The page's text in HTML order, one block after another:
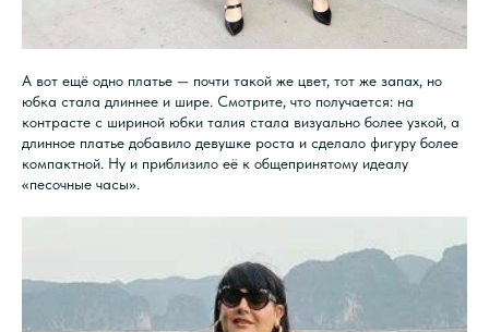
А вот ещё одно платье — почти такой же цвет, тот же запах, но
юбка стала длиннее и шире. Смотрите, что получается: на
контрасте с шириной юбки талия стала визуально более узкой, а
длинное платье добавило девушке роста и сделало фигуру более
компактной. Ну и приблизило её к общепринятому идеалу
«песочные часы».